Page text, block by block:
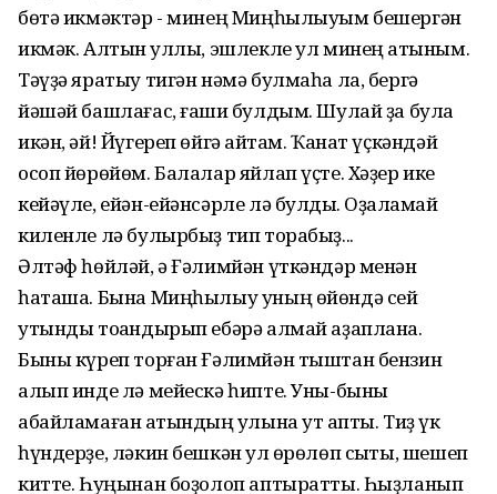
бөтә икмәктәр - минең Миңһылыуым бешергән
икмәк. Алтын ҡуллы, эшлекле ул минең ҡатыным.
Тәүҙә яратыу тигән нәмә булмаһа ла, бергә
йәшәй башлағас, ғашиҡ булдым. Шулай ҙа була
икән, әй! Йүгереп өйгә ҡайтам. Ҡанат үҫкәндәй
осоп йөрөйөм. Балалар яйлап үҫте. Хәҙер ике
кейәүле, ейән-ейәнсәрле лә булдыҡ. Оҙаҡламай
киленле лә булырбыҙ тип торабыҙ...
Әлтәф һөйләй, ә Ғәлимйән үткәндәр менән
һаташа. Бына Миңһылыу уның өйөндә сей
утынды тоҡандырып ебәрә алмай аҙаплана.
Быны күреп торған Ғәлимйән тыштан бензин
алып инде лә мейескә һипте. Уны-быны
абайламаған ҡатындың ҡулына ут ҡапты. Тиҙ үк
һүндерҙе, ләкин бешкән ҡул өрөлөп сыҡты, шешеп
китте. Һуңынан боҙолоп аптыратты. Һыҙланып